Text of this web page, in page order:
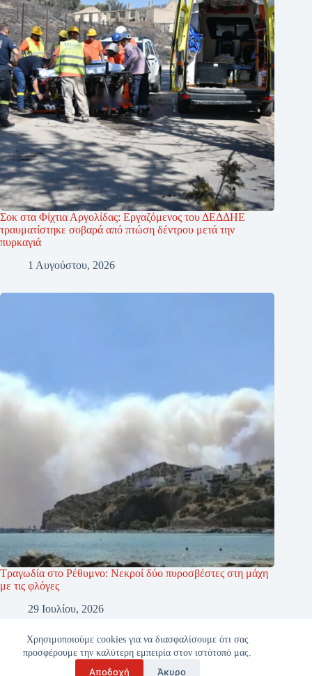
Χρησιμοποιούμε cookies για να διασφαλίσουμε ότι σας
προσφέρουμε την καλύτερη εμπειρία στον ιστότοπό μας.
Αποδοχή Άκυρο
Σοκ στα Φίχτια Αργολίδας: Εργαζόμενος του ΔΕΔΔΗΕ
τραυματίστηκε σοβαρά από πτώση δέντρου μετά την
πυρκαγιά
1 Αυγούστου, 2026
Τραγωδία στο Ρέθυμνο: Νεκροί δύο πυροσβέστες στη μάχη
με τις φλόγες
29 Ιουλίου, 2026